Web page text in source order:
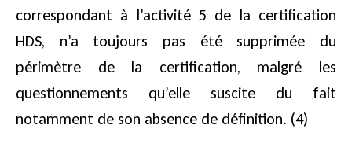
correspondant à l’activité 5 de la certification
HDS, n’a toujours pas été supprimée du
périmètre de la certification, malgré les
questionnements qu’elle suscite du fait
notamment de son absence de définition. (4)